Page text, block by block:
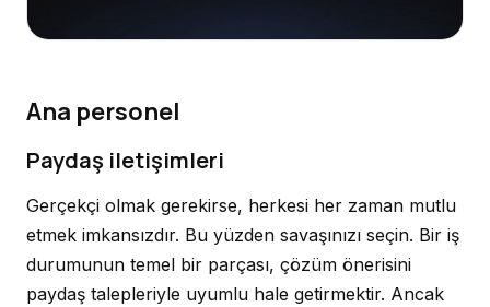
Ana personel
Paydaş iletişimleri
Gerçekçi olmak gerekirse, herkesi her zaman mutlu
etmek imkansızdır. Bu yüzden savaşınızı seçin. Bir iş
durumunun temel bir parçası, çözüm önerisini
paydaş talepleriyle uyumlu hale getirmektir. Ancak